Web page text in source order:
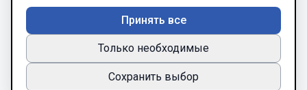
Dzenway Библиотека
Дата вступления в силу:15.10.2025
Последнее обновление:17.12.2025
Принять все
Только необходимые
Сохранить выбор